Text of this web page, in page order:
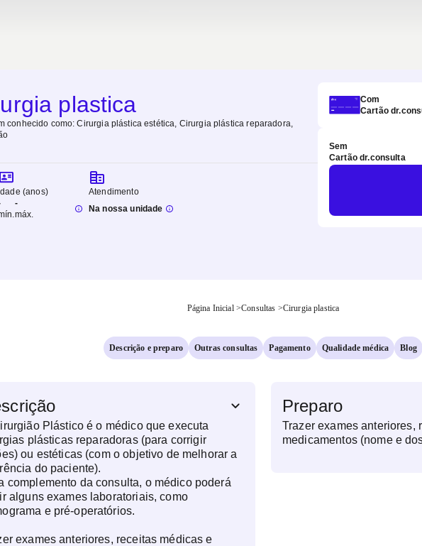
plastica
conhecido como:Cirurgia plástica estética, Cirurgia plástica reparadora,
Idade (anos)
-
máx.
Atendimento
Na nossa unidade
Com
Cartão
Sem
Cartão dr.consulta
Página Inicial >Consultas >Cirurgia plastica
Descrição e preparo Outras consultas Pagamento Qualidade médica Blog
Plástico é o médico que executa
plásticas reparadoras (para corrigir
ou estéticas (com o objetivo de melhorar a
do paciente).
complemento da consulta, o médico poderá
alguns exames laboratoriais, como
e pré-operatórios.
exames anteriores, receitas médicas e
Preparo
Trazer exames anteriores,
medicamentos (nome e